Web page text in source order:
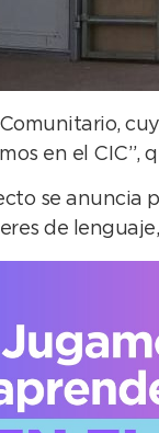
en el CIC”,
se anuncia
de